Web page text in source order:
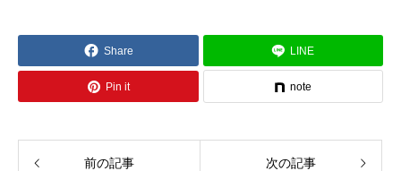
Share LINE
Pin it note
前の記事 次の記事